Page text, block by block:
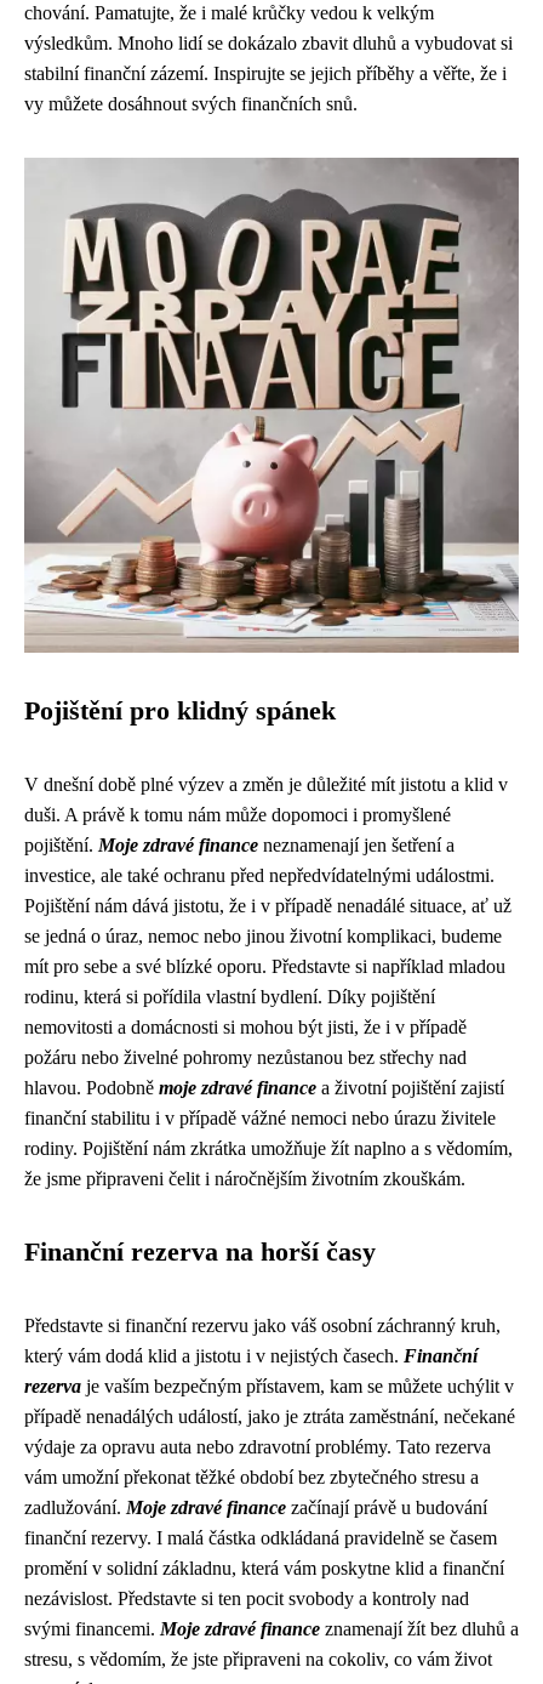
chování. Pamatujte, že i malé krůčky vedou k velkým
výsledkům. Mnoho lidí se dokázalo zbavit dluhů a vybudovat si
stabilní finanční zázemí. Inspirujte se jejich příběhy a věřte, že i
vy můžete dosáhnout svých finančních snů.
Pojištění pro klidný spánek
V dnešní době plné výzev a změn je důležité mít jistotu a klid v
duši. A právě k tomu nám může dopomoci i promyšlené
pojištění. Moje zdravé finance neznamenají jen šetření a
investice, ale také ochranu před nepředvídatelnými událostmi.
Pojištění nám dává jistotu, že i v případě nenadálé situace, ať už
se jedná o úraz, nemoc nebo jinou životní komplikaci, budeme
mít pro sebe a své blízké oporu. Představte si například mladou
rodinu, která si pořídila vlastní bydlení. Díky pojištění
nemovitosti a domácnosti si mohou být jisti, že i v případě
požáru nebo živelné pohromy nezůstanou bez střechy nad
hlavou. Podobně moje zdravé finance a životní pojištění zajistí
finanční stabilitu i v případě vážné nemoci nebo úrazu živitele
rodiny. Pojištění nám zkrátka umožňuje žít naplno a s vědomím,
že jsme připraveni čelit i náročnějším životním zkouškám.
Finanční rezerva na horší časy
Představte si finanční rezervu jako váš osobní záchranný kruh,
který vám dodá klid a jistotu i v nejistých časech. Finanční
rezerva je vaším bezpečným přístavem, kam se můžete uchýlit v
případě nenadálých událostí, jako je ztráta zaměstnání, nečekané
výdaje za opravu auta nebo zdravotní problémy. Tato rezerva
vám umožní překonat těžké období bez zbytečného stresu a
zadlužování. Moje zdravé finance začínají právě u budování
finanční rezervy. I malá částka odkládaná pravidelně se časem
promění v solidní základnu, která vám poskytne klid a finanční
nezávislost. Představte si ten pocit svobody a kontroly nad
svými financemi. Moje zdravé finance znamenají žít bez dluhů a
stresu, s vědomím, že jste připraveni na cokoliv, co vám život